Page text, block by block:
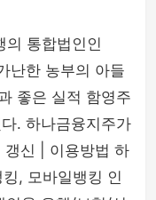
의 통합법인인
난한 농부의 아들
좋은 실적 함영주
. 하나금융지주가
갱신 | 이용방법 하
, 모바일뱅킹 인